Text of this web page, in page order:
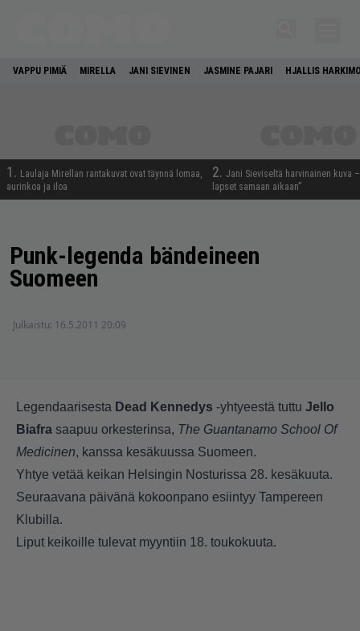
VAPPU PIMIÄ MIRELLA JANI SIEVINEN JASMINE PAJARI HJALLIS
1. Laulaja Mirellan rantakuvat ovat täynnä lomaa,
aurinkoa ja iloa
2. Jani Sieviseltä harvinainen kuva
lapset samaan aikaan”
Punk-legenda bändeineen
Suomeen
Julkaistu: 16.5.2011 20:09
Legendaarisesta Dead Kennedys -yhtyeestä tuttu Jello
Biafra saapuu orkesterinsa, The Guantanamo School Of
Medicinen, kanssa kesäkuussa Suomeen.
Yhtye vetää keikan Helsingin Nosturissa 28. kesäkuuta.
Seuraavana päivänä kokoonpano esiintyy Tampereen
Klubilla.
Liput keikoille tulevat myyntiin 18. toukokuuta.